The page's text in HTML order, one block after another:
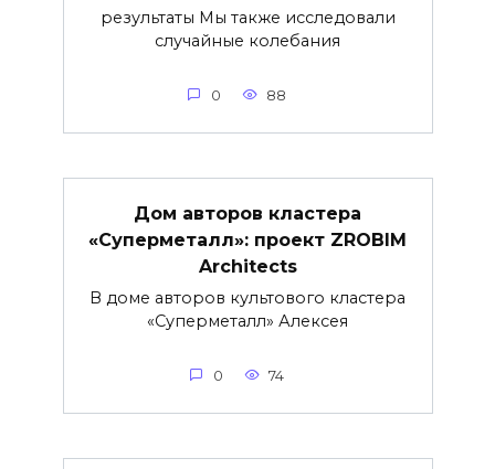
результаты Мы также исследовали
случайные колебания
0 88
Дом авторов кластера
«Суперметалл»: проект ZROBIM
Architects
В доме авторов культового кластера
«Суперметалл» Алексея
0 74